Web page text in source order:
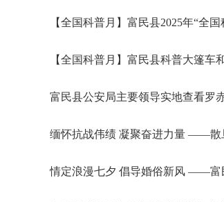
【全国科普月】富民县2025年“全
【全国科普月】富民县科普大篷
富民县公安局主要领导实地查看罗
缅怀抗战伟绩 凝聚奋进力量 ——散
情定浪漫七夕 倡导婚俗新风 ——富